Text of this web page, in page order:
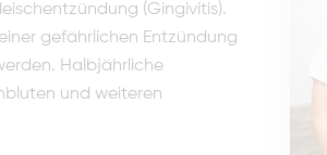
(Gingivitis).
gefährlichen Entzündung
Halbjährliche
und weiteren